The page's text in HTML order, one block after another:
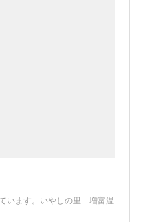
います。いやしの里 増富温